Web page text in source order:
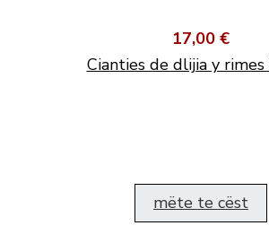
17,00 €
Cianties de dlijia y rimes
mëte te cëst